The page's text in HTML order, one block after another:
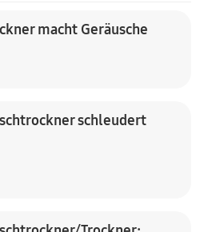
macht Geräusche
schleudert